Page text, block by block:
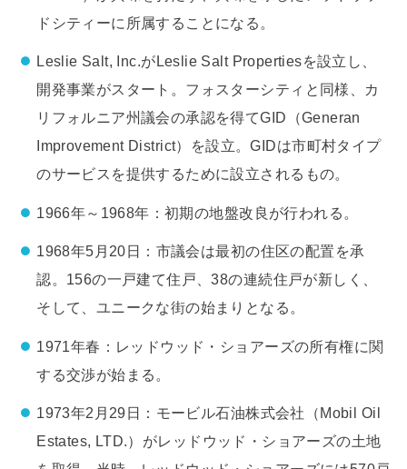
ドシティーに所属することになる。
Leslie Salt, Inc.がLeslie Salt Propertiesを設立し、
開発事業がスタート。フォスターシティと同様、カ
リフォルニア州議会の承認を得てGID（Generan
Improvement District）を設立。GIDは市町村タイプ
のサービスを提供するために設立されるもの。
1966年～1968年：初期の地盤改良が行われる。
1968年5月20日：市議会は最初の住区の配置を承
認。156の一戸建て住戸、38の連続住戸が新しく、
そして、ユニークな街の始まりとなる。
1971年春：レッドウッド・ショアーズの所有権に関
する交渉が始まる。
1973年2月29日：モービル石油株式会社（Mobil Oil
Estates, LTD.）がレッドウッド・ショアーズの土地